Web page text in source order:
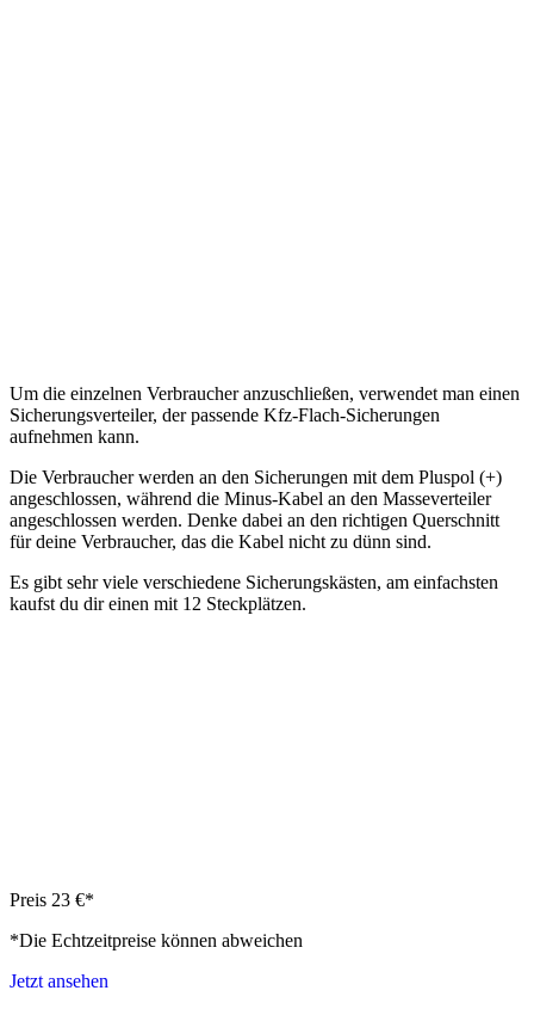
Um die einzelnen Verbraucher anzuschließen, verwendet man einen
Sicherungsverteiler, der passende Kfz-Flach-Sicherungen
aufnehmen kann.
Die Verbraucher werden an den Sicherungen mit dem Pluspol (+)
angeschlossen, während die Minus-Kabel an den Masseverteiler
angeschlossen werden. Denke dabei an den richtigen Querschnitt
für deine Verbraucher, das die Kabel nicht zu dünn sind.
Es gibt sehr viele verschiedene Sicherungskästen, am einfachsten
kaufst du dir einen mit 12 Steckplätzen.
Preis 23 €*
*Die Echtzeitpreise können abweichen
Jetzt ansehen